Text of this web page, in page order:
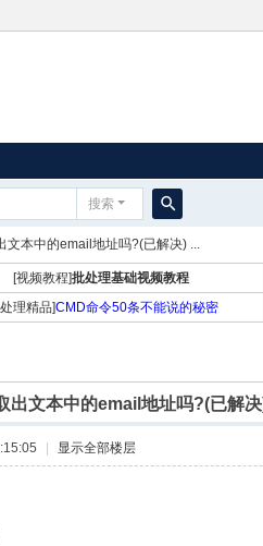
搜索
搜
索
文本中的email地址吗?(已解决) ...
[视频教程]批处理基础视频教程
理精品]CMD命令50条不能说的秘密
出文本中的email地址吗?(已解
| 显示全部楼层